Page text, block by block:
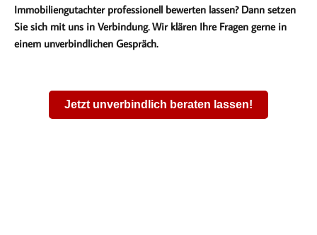
Immobiliengutachter professionell bewerten lassen? Dann setzen
Sie sich mit uns in Verbindung. Wir klären Ihre Fragen gerne in
einem unverbindlichen Gespräch.
Jetzt unverbindlich beraten lassen!